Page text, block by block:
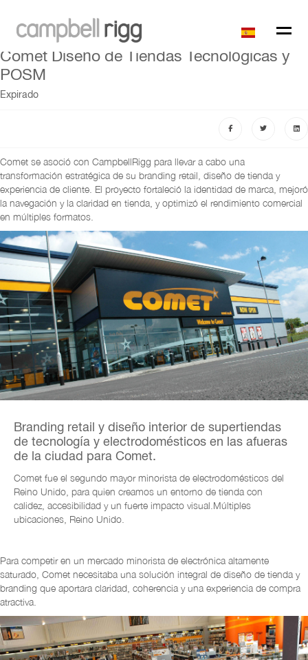
Comet Diseño de Tiendas Tecnológicas y
POSM
Expirado
Comet se asoció con CampbellRigg para llevar a cabo una
transformación estratégica de su branding retail, diseño de tienda y
experiencia de cliente. El proyecto fortaleció la identidad de marca, mejoró
la navegación y la claridad en tienda, y optimizó el rendimiento comercial
en múltiples formatos.
Branding retail y diseño interior de supertiendas
de tecnología y electrodomésticos en las afueras
de la ciudad para Comet.
Comet fue el segundo mayor minorista de electrodomésticos del
Reino Unido, para quien creamos un entorno de tienda con
calidez, accesibilidad y un fuerte impacto visual. Múltiples
ubicaciones, Reino Unido.
Para competir en un mercado minorista de electrónica altamente
saturado, Comet necesitaba una solución integral de diseño de tienda y
branding que aportara claridad, coherencia y una experiencia de compra
atractiva.